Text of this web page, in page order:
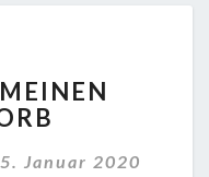
Januar 2020